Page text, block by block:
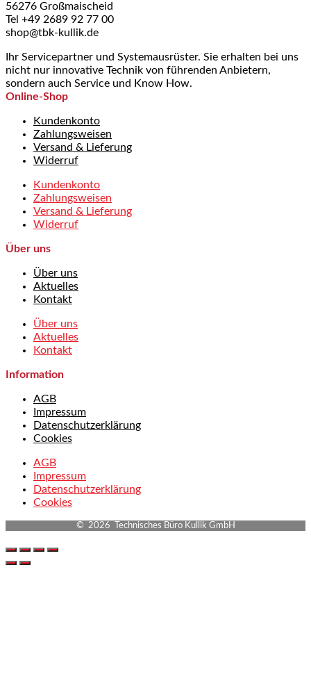
56276 Großmaischeid
Tel +49 2689 92 77 00
shop@tbk-kullik.de
Ihr Servicepartner und Systemausrüster. Sie erhalten bei uns
nicht nur innovative Technik von führenden Anbietern,
sondern auch Service und Know How.
Online-Shop
Kundenkonto
Zahlungsweisen
Versand & Lieferung
Widerruf
Kundenkonto
Zahlungsweisen
Versand & Lieferung
Widerruf
Über uns
Über uns
Aktuelles
Kontakt
Über uns
Aktuelles
Kontakt
Information
AGB
Impressum
Datenschutzerklärung
Cookies
AGB
Impressum
Datenschutzerklärung
Cookies
© 2026 Technisches Büro Kullik GmbH